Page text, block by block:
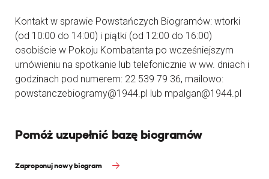
Kontakt w sprawie Powstańczych Biogramów: wtorki
(od 10:00 do 14:00) i piątki (od 12:00 do 16:00)
osobiście w Pokoju Kombatanta po wcześniejszym
umówieniu na spotkanie lub telefonicznie w ww. dniach i
godzinach pod numerem: 22 539 79 36, mailowo:
powstanczebiogramy@1944.pl lub mpalgan@1944.pl
Pomóż uzupełnić bazę biogramów
Zaproponuj nowy biogram